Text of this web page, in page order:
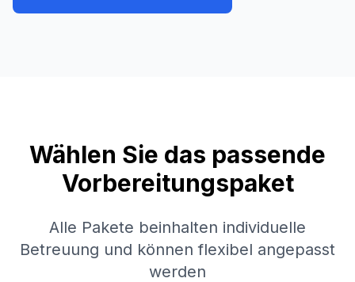
Wählen Sie das passende
Vorbereitungspaket
Alle Pakete beinhalten individuelle
Betreuung und können flexibel angepasst
werden